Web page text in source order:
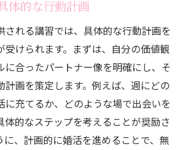
体的な行動計画
される講習では、具体的な行動計画を
受けられます。まずは、自分の価値観
に合ったパートナー像を明確にし、そ
計画を策定します。例えば、週にどの
に充てるか、どのような場で出会いを
体的なステップを考えることが奨励さ
に、計画的に婚活を進めることで、無